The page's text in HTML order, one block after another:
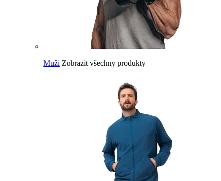
Muži Zobrazit všechny produkty